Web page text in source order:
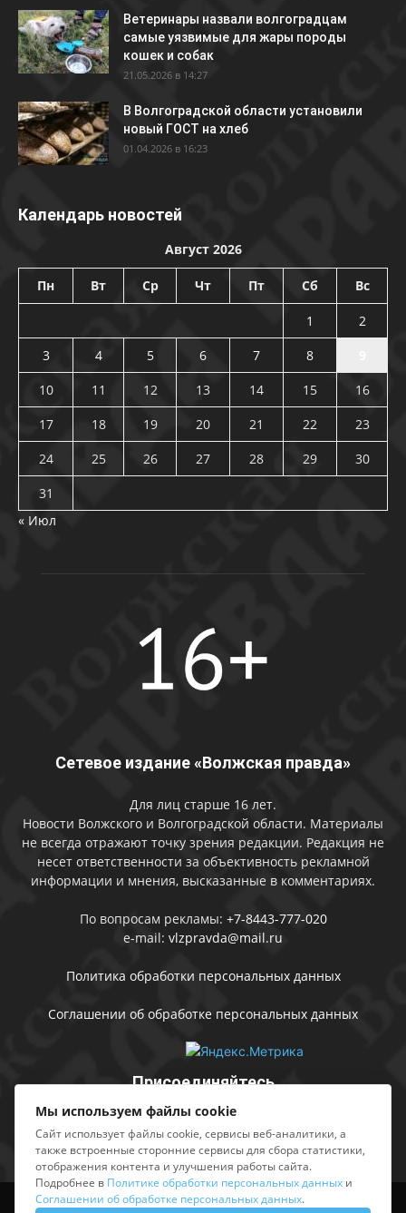
Ветеринары назвали волгоградцам
самые уязвимые для жары породы
кошек и собак
21.05.2026 в 14:27
В Волгоградской области установили
новый ГОСТ на хлеб
01.04.2026 в 16:23
Календарь новостей
Август 2026
Пн Вт Ср Чт Пт Сб Вс
1
2
3
4 5 6 7 8
10
11 12 13 14 15
16
17
18 19 20 21 22
23
24
25 26 27 28 29
30
31
« Июл
Сетевое издание «Волжская правда»
Для лиц старше 16 лет.
Новости Волжского и Волгоградской области. Материалы
не всегда отражают точку зрения редакции. Редакция не
несет ответственности за объективность рекламной
информации и мнения, высказанные в комментариях.
По вопросам рекламы: +7-8443-777-020
e-mail: vlzpravda@mail.ru
Политика обработки персональных данных
Соглашении об обработке персональных данных
Присоединяйтесь
Выходные данные Sing in
Мы используем файлы cookie
Сайт использует файлы cookie, сервисы веб-аналитики, а
также встроенные сторонние сервисы для сбора статистики,
отображения контента и улучшения работы сайта.
Подробнее в Политике обработки персональных данных и
Соглашении об обработке персональных данных.